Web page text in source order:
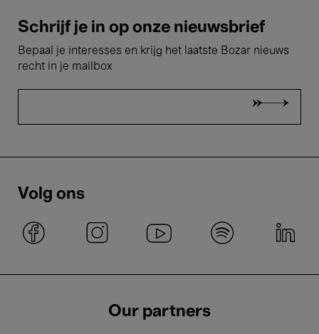
Schrijf je in op onze nieuwsbrief
Bepaal je interesses en krijg het laatste Bozar nieuws
recht in je mailbox
Volg ons
Our partners